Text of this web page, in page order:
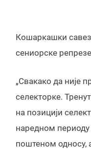
Кошаркашки савез
сениорске
„Свакако да није
селекторке.
на позицији
наредном
поштеном односу,